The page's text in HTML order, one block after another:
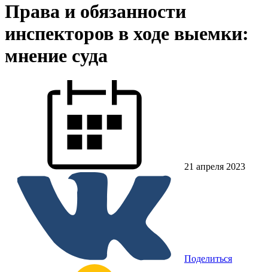
Права и обязанности
инспекторов в ходе выемки:
мнение суда
21 апреля 2023
Поделиться